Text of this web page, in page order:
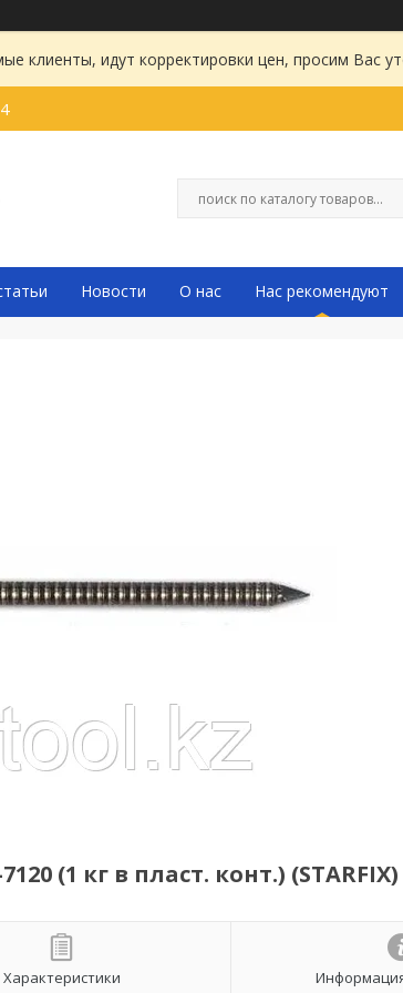
клиенты, идут корректировки цен, просим Вас
Новости О нас Нас рекомендуют
(1 кг в пласт. конт.) (STARFIX)
Характеристики